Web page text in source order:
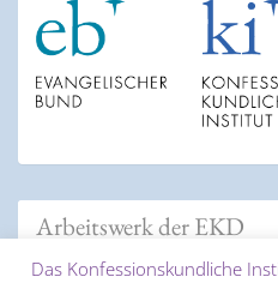
Arbeitswerk der EKD
Das Konfessionskundliche